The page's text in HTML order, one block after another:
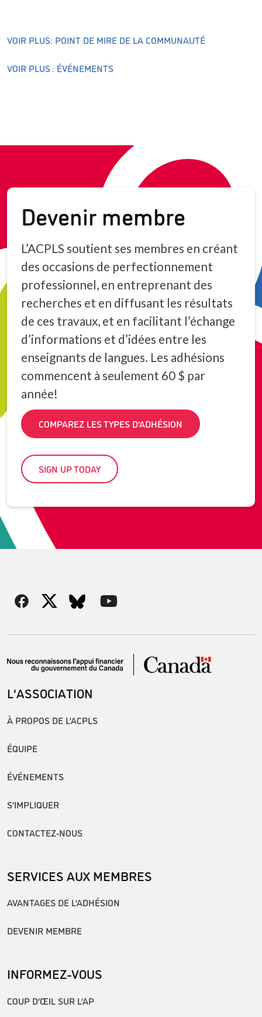
VOIR PLUS: POINT DE MIRE DE LA COMMUNAUTÉ
VOIR PLUS : ÉVÉNEMENTS
Devenir membre
L’ACPLS soutient ses membres en créant
des occasions de perfectionnement
professionnel, en entreprenant des
recherches et en diffusant les résultats
de ces travaux, et en facilitant l’échange
d’informations et d’idées entre les
enseignants de langues. Les adhésions
commencent à seulement 60 $ par
année!
COMPAREZ LES TYPES D’ADHÉSION
SIGN UP TODAY
L'ASSOCIATION
À PROPOS DE L’ACPLS
ÉQUIPE
ÉVÉNEMENTS
S’IMPLIQUER
CONTACTEZ-NOUS
SERVICES AUX MEMBRES
AVANTAGES DE L’ADHÉSION
DEVENIR MEMBRE
INFORMEZ-VOUS
COUP D’ŒIL SUR L’AP